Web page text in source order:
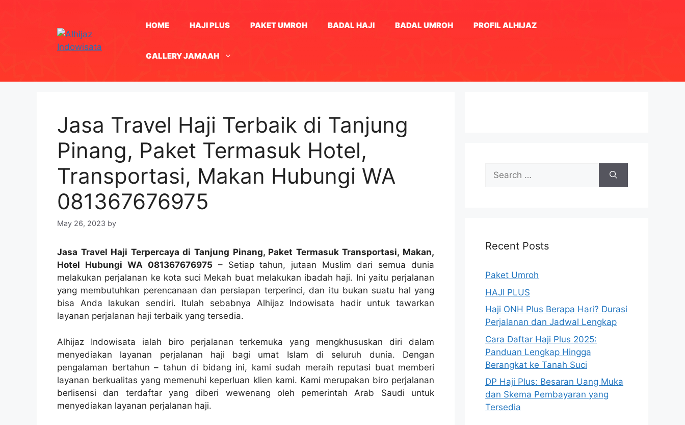
HOME HAJI PLUS PAKET UMROH BADAL HAJI BADAL UMROH PROFIL ALHIJAZ
GALLERY JAMAAH
Jasa Travel Haji Terbaik di Tanjung
Pinang, Paket Termasuk Hotel,
Transportasi, Makan Hubungi WA
081367676975
May 26, 2023 by
Jasa Travel Haji Terpercaya di Tanjung Pinang, Paket Termasuk Transportasi, Makan,
Hotel Hubungi WA 081367676975 – Setiap tahun, jutaan Muslim dari semua dunia
melakukan perjalanan ke kota suci Mekah buat melakukan ibadah haji. Ini yaitu perjalanan
yang membutuhkan perencanaan dan persiapan terperinci, dan itu bukan suatu hal yang
bisa Anda lakukan sendiri. Itulah sebabnya Alhijaz Indowisata hadir untuk tawarkan
layanan perjalanan haji terbaik yang tersedia.
Alhijaz Indowisata ialah biro perjalanan terkemuka yang mengkhususkan diri dalam
menyediakan layanan perjalanan haji bagi umat Islam di seluruh dunia. Dengan
pengalaman bertahun – tahun di bidang ini, kami sudah meraih reputasi buat memberi
layanan berkualitas yang memenuhi keperluan klien kami. Kami merupakan biro perjalanan
berlisensi dan terdaftar yang diberi wewenang oleh pemerintah Arab Saudi untuk
menyediakan layanan perjalanan haji.
Search
for:
Recent Posts
Paket Umroh
HAJI PLUS
Haji ONH Plus Berapa Hari? Durasi
Perjalanan dan Jadwal Lengkap
Cara Daftar Haji Plus 2025:
Panduan Lengkap Hingga
Berangkat ke Tanah Suci
DP Haji Plus: Besaran Uang Muka
dan Skema Pembayaran yang
Tersedia